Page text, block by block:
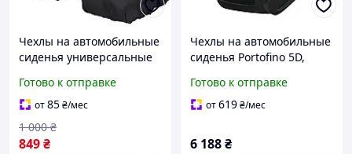
Чехлы на автомобильные
сиденья универсальные
ZATOOTO (2 шт)
Готово к отправке
от85₴/мес
849₴
1 000 ₴
Чехлы на автомобильные
сиденья Portofino 5D,
черные Elegant EL 700
176
Готово к отправке
от619₴/мес
6 188₴